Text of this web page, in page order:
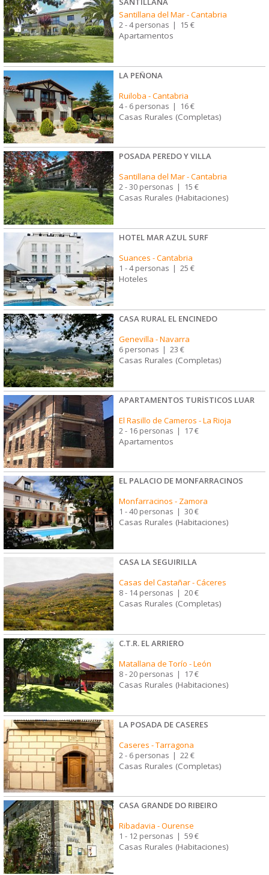
Santillana del Mar-Cantabria
2 - 4 personas | 15 €
Apartamentos
LA PEÑONA
Ruiloba -Cantabria
4 - 6 personas | 16 €
Casas Rurales (Completas)
POSADA PEREDO Y VILLA
Santillana del Mar-Cantabria
2 - 30 personas 15 €
Casas Rurales (Habitaciones)
HOTEL MAR AZUL SURF
Suances -Cantabria
1 - 4 personas | 25 €
Hoteles
CASA RURAL EL ENCINEDO
Genevilla -Navarra
6 personas | 23 €
Casas Rurales (Completas)
APARTAMENTOS TURÍSTICOS LUAR
El Rasillo de Cameros -La Rioja
2 - 16 personas | 17 €
Apartamentos
EL PALACIO DE MONFARRACINOS
Monfarracinos - Zamora
1 - 40 personas | 30 €
Casas Rurales (Habitaciones)
CASA LA SEGUIRILLA
Casas del Castañar-Cáceres
8 - 14 personas | 20 €
Casas Rurales (Completas)
C.T.R. EL ARRIERO
Matallana de Torío -León
8 - 20 personas | 17 €
Casas Rurales (Habitaciones)
LA POSADA DE CASERES
Caseres -Tarragona
2 - 6 personas | 22 €
Casas Rurales (Completas)
CASA GRANDE DO RIBEIRO
Ribadavia -Ourense
1 - 12 personas | 59 €
Casas Rurales (Habitaciones)